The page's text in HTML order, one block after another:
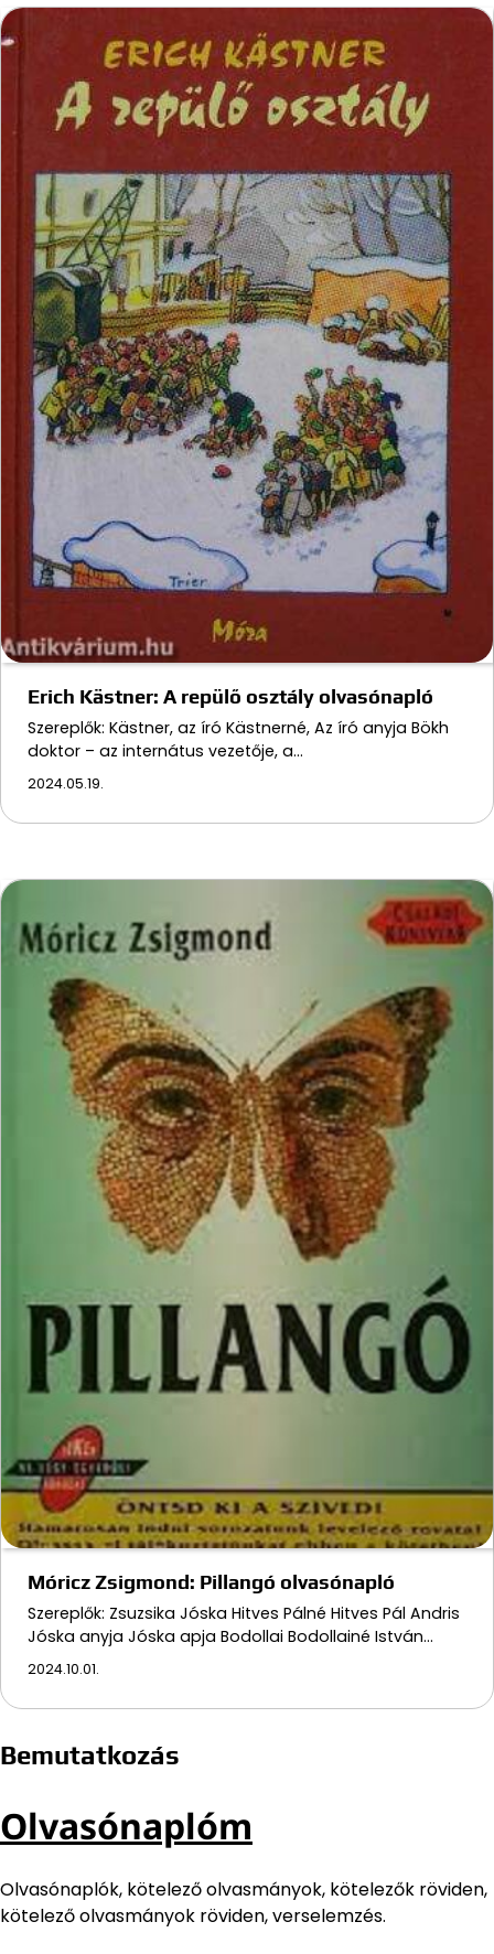
Erich Kästner: A repülő osztály olvasónapló
Szereplők: Kästner, az író Kästnerné, Az író anyja Bökh
doktor – az internátus vezetője, a…
2024.05.19.
Móricz Zsigmond: Pillangó olvasónapló
Szereplők: Zsuzsika Jóska Hitves Pálné Hitves Pál Andris
Jóska anyja Jóska apja Bodollai Bodollainé István…
2024.10.01.
Bemutatkozás
Olvasónaplóm
Olvasónaplók, kötelező olvasmányok, kötelezők röviden,
kötelező olvasmányok röviden, verselemzés.